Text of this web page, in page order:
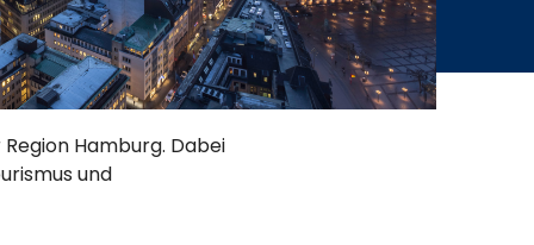
Hamburg. Dabei
und